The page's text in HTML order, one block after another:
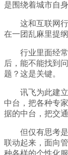
是围绕着城市自
这和互联网行
在一团乱麻里提
行业里面经常
后，能不能找到
题？这是关键。
讯飞为此建立
中台，把各种专
据的中台，把交
但仅有思考是
联动起来，面向
种各样的个性化服